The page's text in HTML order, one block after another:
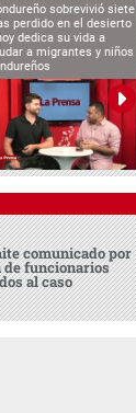
sobrevivió siete
perdido en el desierto
dedica su vida a
a migrantes y niños
comunicado por
de funcionarios
al caso